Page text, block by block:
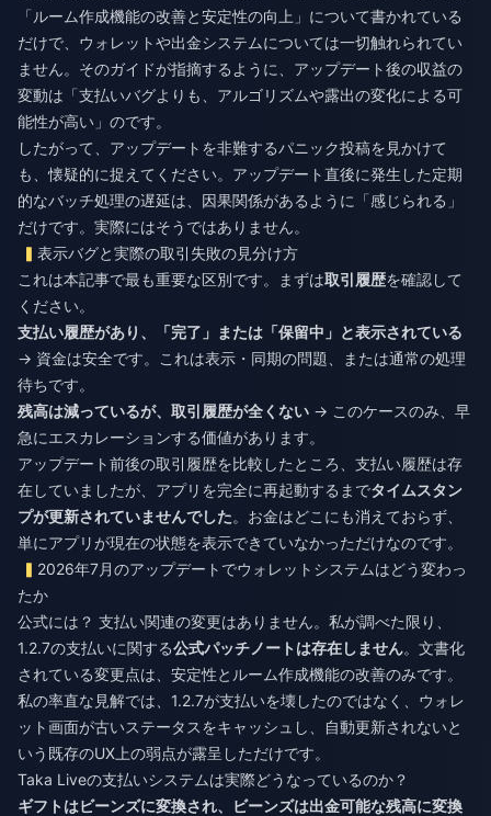
「ルーム作成機能の改善と安定性の向上」について書かれている
だけで、ウォレットや出金システムについては一切触れられてい
ません。そのガイドが指摘するように、アップデート後の収益の
変動は「支払いバグよりも、アルゴリズムや露出の変化による可
能性が高い」のです。
したがって、アップデートを非難するパニック投稿を見かけて
も、懐疑的に捉えてください。アップデート直後に発生した定期
的なバッチ処理の遅延は、因果関係があるように「感じられる」
だけです。実際にはそうではありません。
表示バグと実際の取引失敗の見分け方
これは本記事で最も重要な区別です。まずは取引履歴を確認して
ください。
支払い履歴があり、「完了」または「保留中」と表示されている
→ 資金は安全です。これは表示・同期の問題、または通常の処理
待ちです。
残高は減っているが、取引履歴が全くない → このケースのみ、早
急にエスカレーションする価値があります。
アップデート前後の取引履歴を比較したところ、支払い履歴は存
在していましたが、アプリを完全に再起動するまでタイムスタン
プが更新されていませんでした。お金はどこにも消えておらず、
単にアプリが現在の状態を表示できていなかっただけなのです。
2026年7月のアップデートでウォレットシステムはどう変わっ
たか
公式には？ 支払い関連の変更はありません。私が調べた限り、
1.2.7の支払いに関する公式パッチノートは存在しません。文書化
されている変更点は、安定性とルーム作成機能の改善のみです。
私の率直な見解では、1.2.7が支払いを壊したのではなく、ウォレ
ット画面が古いステータスをキャッシュし、自動更新されないと
いう既存のUX上の弱点が露呈しただけです。
Taka Liveの支払いシステムは実際どうなっているのか？
ギフトはビーンズに変換され、ビーンズは出金可能な残高に変換